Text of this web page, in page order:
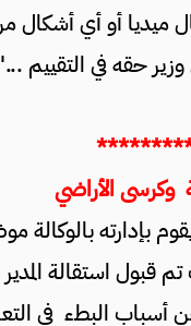
أو أي أشكال
حقه في
وكرسى الأراضي
بإدارته
أسباب البطء في